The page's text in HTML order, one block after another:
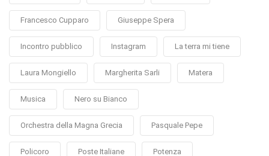
Francesco Cupparo Giuseppe Spera
Incontro pubblico Instagram La terra mi tiene
Laura Mongiello Margherita Sarli Matera
Musica Nero su Bianco
Orchestra della Magna Grecia Pasquale Pepe
Policoro Poste Italiane Potenza